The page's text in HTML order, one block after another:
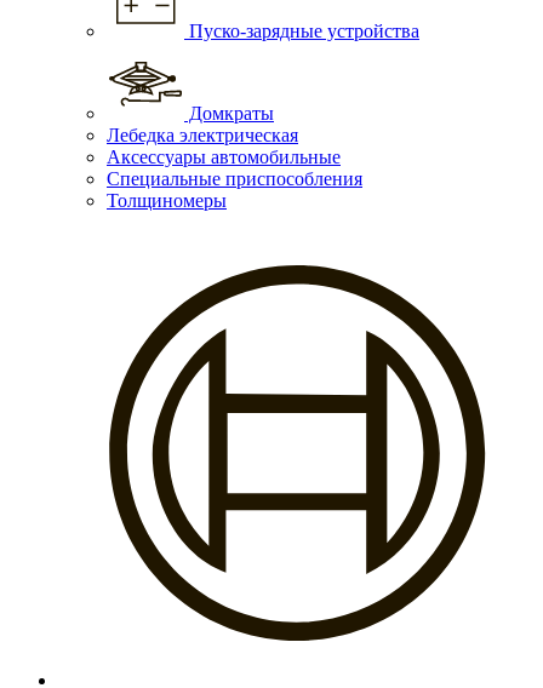
Пуско-зарядные устройства
Домкраты
Лебедка электрическая
Аксессуары автомобильные
Специальные приспособления
Толщиномеры